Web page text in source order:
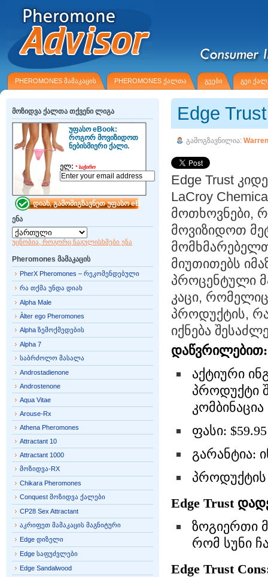
PHEROMONES ᲛᲐᲛᲐᲙᲐᲪᲘᲡ PHEROMONES ᲥᲐᲚᲗᲐ ᲒᲔᲔᲑᲘ ᲒᲔᲘ
Edge
გამოგზავნილია:
Edge Trust
LaCroy
მოთხოვნები,
მოვიზიდოთ
მიუთითებს
პროცენტული
კაცი,
პროდუქტის,
იქნება
დაწვრილებით:
აქტიური
პროდუქტი
კომბინაცია
ფასი: $59.95
გარანტია:
პროდუქტის
Edge Trust
ზოგიერთი
რომ სუნი
Edge Trust
მოზიდვა ქალთა თქვენი ლიგა
უფასო eBook:
როგორ მოვიზიდოთ
ნებისმიერი ქალი.
ელ: *საჭირო
ენა
უცნობია, როგორც ნაგულისხმები ენა
Pheromones მამაკაცის
PherX Pheromones – რეკომენდებული
რა თქმა უნდა დიახ
Alpha Male
Àlter ego Pheromones
Alpha ზემოქმედების
Alpha 7
საბრძოლო მასალა
Androstadienone
Androstenone
Aqua Vitae
Arouse-Rx
Athena Pheromones
Attractant 10
Attractant 1000
მოზიდვა-RX
Chikara Pheromones
Conquest მოზიდვა ქალები
CP28 Sex Attractant
აკრიფეთ მამაკაცის მაგნიტური
Edge დიზელი
Edge საფუძვლები
Edge Sandalwood